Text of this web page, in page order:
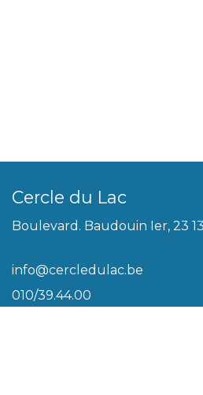
Cercle du Lac
Boulevard. Baudouin Ier, 23
info@cercledulac.be
010/39.44.00